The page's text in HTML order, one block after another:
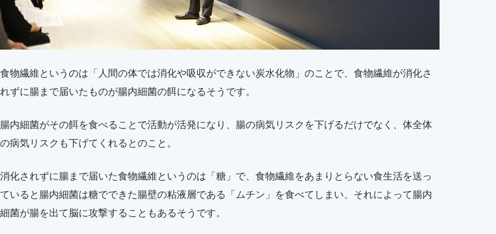
食物繊維というのは「人間の体では消化や吸収ができない炭水化物」のことで、食物繊維が消化さ
れずに腸まで届いたものが腸内細菌の餌になるそうです。
腸内細菌がその餌を食べることで活動が活発になり、腸の病気リスクを下げるだけでなく、体全体
の病気リスクも下げてくれるとのこと。
消化されずに腸まで届いた食物繊維というのは「糖」で、食物繊維をあまりとらない食生活を送っ
ていると腸内細菌は糖でできた腸壁の粘液層である「ムチン」を食べてしまい、それによって腸内
細菌が腸を出て脳に攻撃することもあるそうです。